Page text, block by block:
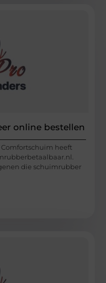
online bestellen
heeft
die schuimrubber